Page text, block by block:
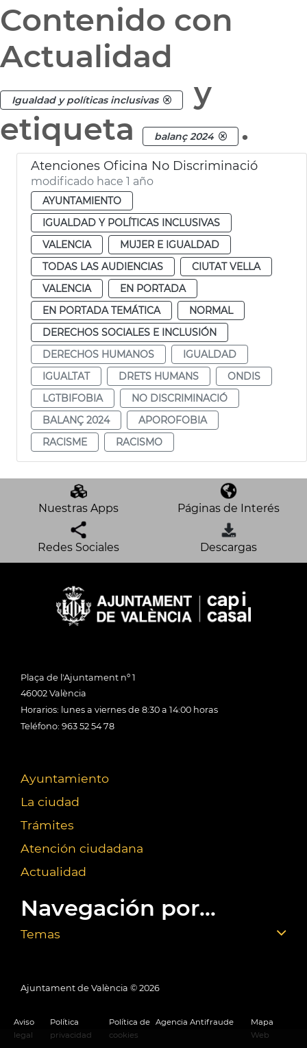
Contenido con
Actualidad
Igualdad y políticas inclusivas
y
etiqueta
balanç 2024 .
Atenciones Oficina No Discriminació
modificado hace 1 año
AYUNTAMIENTO
IGUALDAD Y POLÍTICAS INCLUSIVAS
VALENCIA
MUJER E IGUALDAD
TODAS LAS AUDIENCIAS
CIUTAT VELLA
VALENCIA
EN PORTADA
EN PORTADA TEMÁTICA
NORMAL
DERECHOS SOCIALES E INCLUSIÓN
DERECHOS HUMANOS
IGUALDAD
IGUALTAT
DRETS HUMANS
ONDIS
LGTBIFOBIA
NO DISCRIMINACIÓ
BALANÇ 2024
APOROFOBIA
RACISME
RACISMO
Nuestras Apps Páginas de Interés
Redes Sociales Descargas
Plaça de l'Ajuntament nº 1
46002 València
Horarios: lunes a viernes de 8:30 a 14:00 horas
Teléfono: 963 52 54 78
Ayuntamiento
La ciudad
Trámites
Atención ciudadana
Actualidad
Navegación por...
Temas
Ajuntament de València © 2026
Aviso
legal
Política
privacidad
Política de
cookies
Agencia Antifraude
Mapa
Web